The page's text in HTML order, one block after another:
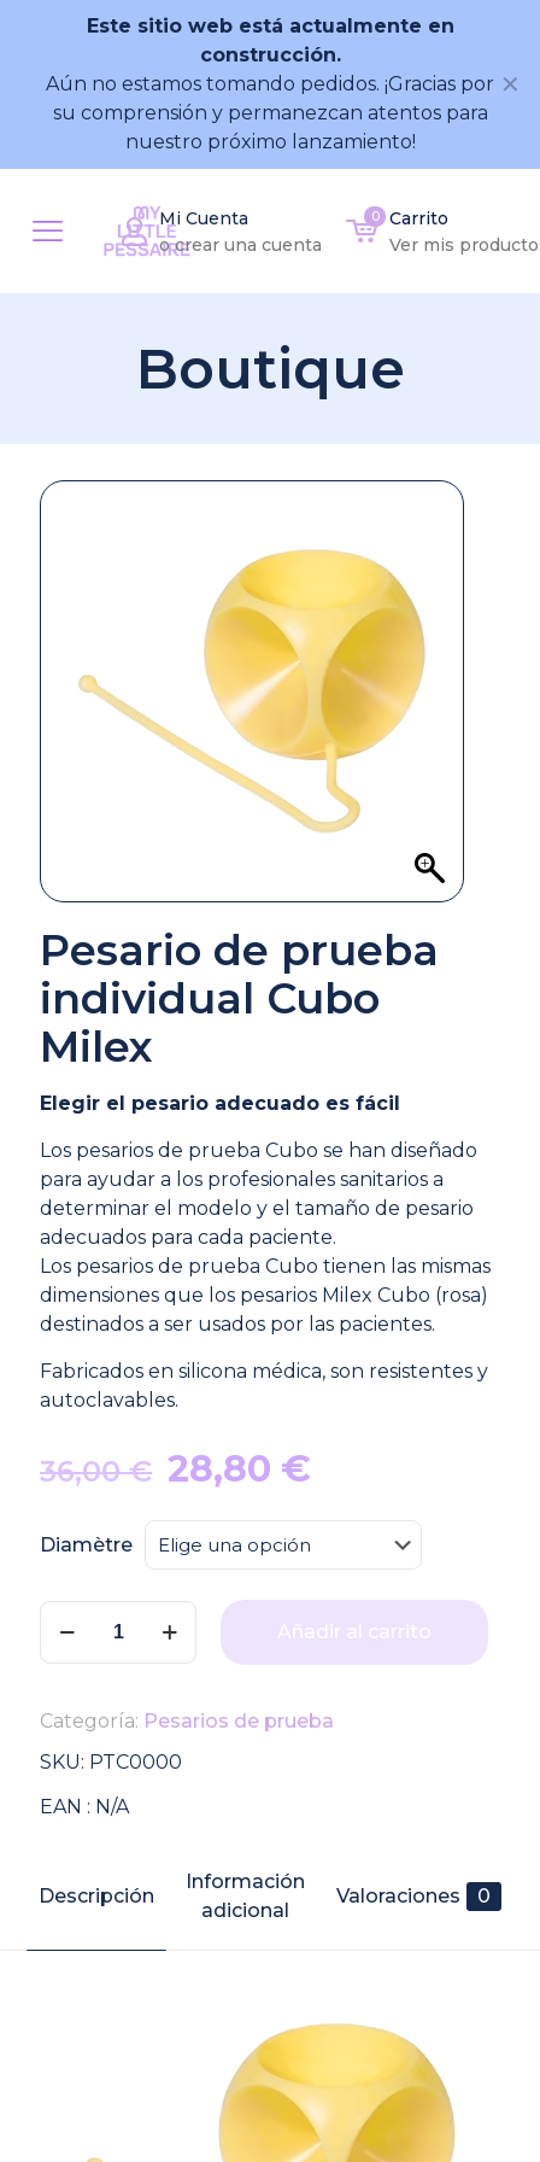
Este sitio web está actualmente en
construcción.
Aún no estamos tomando pedidos. ¡Gracias por
su comprensión y permanezcan atentos para
nuestro próximo lanzamiento!
✕
Mi Cuenta
o crear una cuenta
0
Carrito
Ver mis
Boutique
Pesario de prueba
individual Cubo
Milex
Elegir el pesario adecuado es fácil
Los pesarios de prueba Cubo se han diseñado
para ayudar a los profesionales sanitarios a
determinar el modelo y el tamaño de pesario
adecuados para cada paciente.
Los pesarios de prueba Cubo tienen las mismas
dimensiones que los pesarios Milex Cubo (rosa)
destinados a ser usados por las pacientes.
Fabricados en silicona médica, son resistentes y
autoclavables.
36,00€ El
original
era:
36,00 €.
28,80 €
actual
es:
28,80 €.
Diamètre
Cubo
Milex
Añadir al carrito
EAN : N/A
SKU: PTC0000
Categoría: Pesarios de prueba
Descripción
Información
adicional
Valoraciones 0